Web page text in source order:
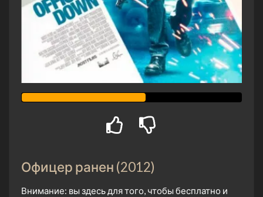
Офицер ранен (2012)
Внимание: вы здесь для того, чтобы бесплатно и